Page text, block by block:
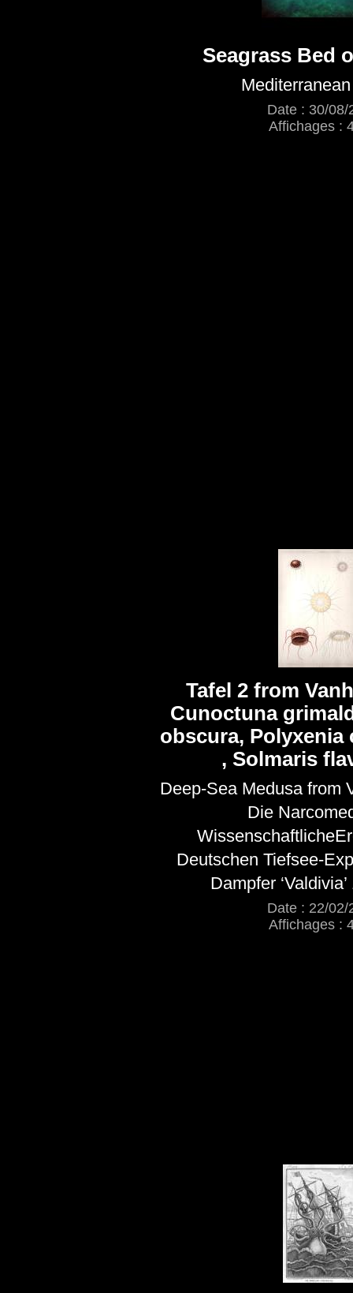
Seagrass Bed
Date : 30/08/
Affichages :
Tafel 2 from
Cunoctuna
obscura, Polyxenia
, Solmaris
Deep-Sea Medusa from
Die
Deutschen Tiefsee-
Dampfer
Date : 22/02/
Affichages :